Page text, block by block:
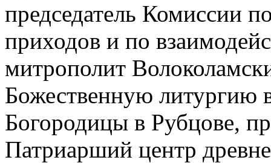
председатель Комиссии
приходов и по
митрополит
Божественную литургию
Богородицы в Рубцове,
Патриарший центр